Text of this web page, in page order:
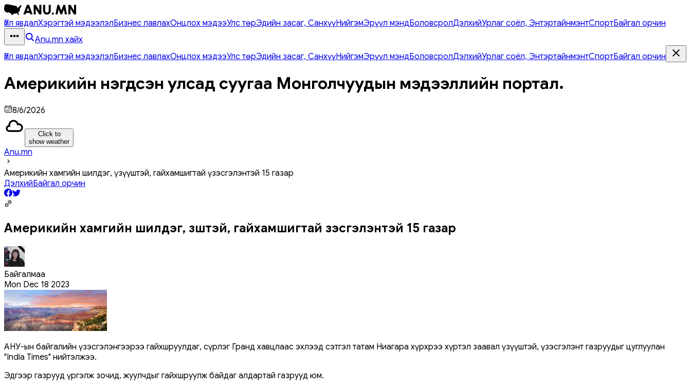
Үйл явдалХэрэгтэй мэдээлэлБизнес лавлахОнцлох мэдээУлс төрЭдийн засаг, СанхүүНийгэмЭрүүл мэндБоловсролДэлхийУрлаг соёл, ЭнтэртайнмэнтСпортБайгал орчин
Anu.mn хайх
Үйл явдалХэрэгтэй мэдээлэлБизнес лавлахОнцлох мэдээУлс төрЭдийн засаг, СанхүүНийгэмЭрүүл мэндБоловсролДэлхийУрлаг соёл, ЭнтэртайнмэнтСпортБайгал орчин
Америкийн нэгдсэн улсад суугаа Монголчуудын мэдээллийн портал.
8/6/2026
Click to
show weather
Anu.mn
Америкийн хамгийн шилдэг, үзүүштэй, гайхамшигтай үзэсгэлэнтэй 15 газар
ДэлхийБайгал орчин
Америкийн хамгийн шилдэг, үзүүштэй, гайхамшигтай үзэсгэлэнтэй 15 газар
Байгалмаа
Mon Dec 18 2023
АНУ-ын байгалийн үзэсгэлэнгээрээ гайхшруулдаг, сүрлэг Гранд хавцлаас эхлээд сэтгэл татам Ниагара хүрхрээ хүртэл заавал үзүүштэй, үзэсгэлэнт газруудыг цуглуулан
"India Times" нийтэлжээ.
Эдгээр газрууд үргэлж зочид, жуулчдыг гайхшруулж байдаг алдартай газрууд юм.